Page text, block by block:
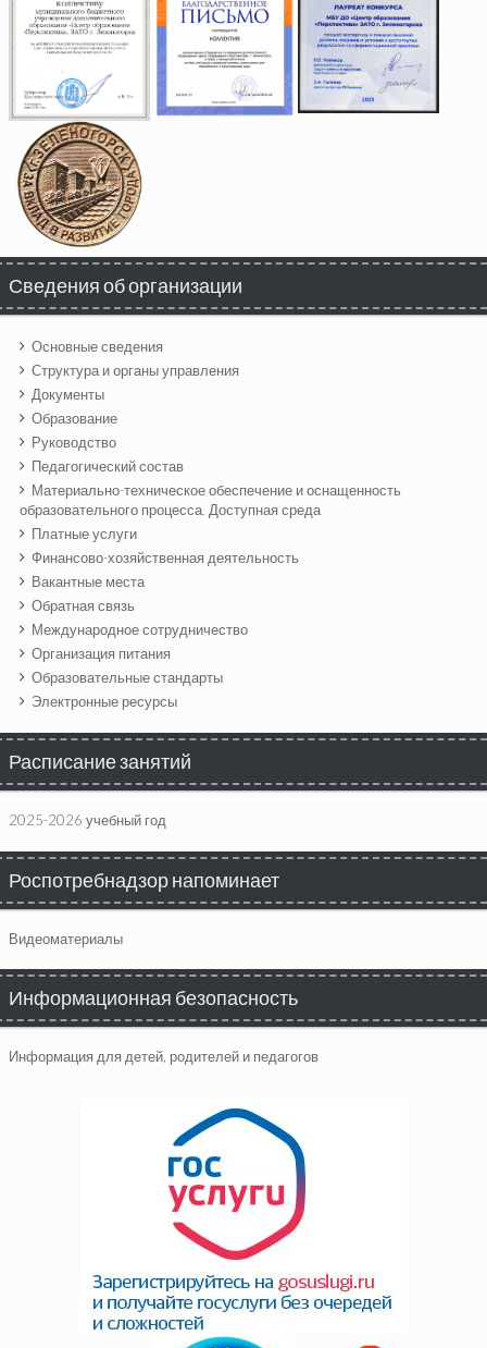
Сведения об организации
Основные сведения
Структура и органы управления
Документы
Образование
Руководство
Педагогический состав
Материально-техническое обеспечение и оснащенность
образовательного процесса. Доступная среда
Платные услуги
Финансово-хозяйственная деятельность
Вакантные места
Обратная связь
Международное сотрудничество
Организация питания
Образовательные стандарты
Электронные ресурсы
Расписание занятий
2025-2026 учебный год
Роспотребнадзор напоминает
Видеоматериалы
Информационная безопасность
Информация для детей, родителей и педагогов